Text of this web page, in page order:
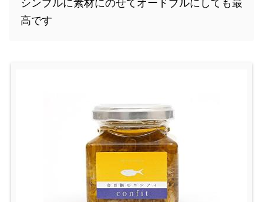
シンプルに素材にのせてオードブルにしても最
高です